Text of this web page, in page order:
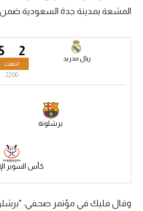
الدوري الإنجليزي
الدوري الإسباني
كرة سلة
كرة يد
المشعة بمدينة جدة السعودية ضمن
2 ريال مدريد
انتهت
22:00
برشلونة
كأس السوبر
وقال فليك في مؤتمر صحفي: